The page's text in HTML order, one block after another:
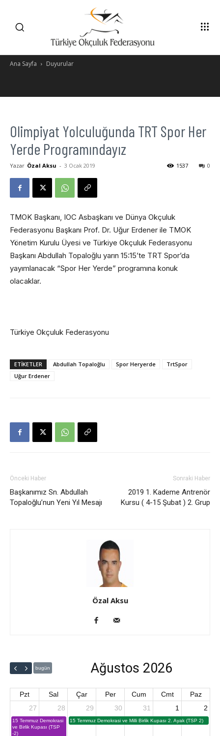
Ana Sayfa Duyurular
Olimpiyat Yolculuğunda TRT Spor Her
Yerde Programındayız
Yazar Özal Aksu - 3 Ocak 2019 0
1537
TMOK Başkanı, IOC Asbaşkanı ve Dünya Okçuluk
Federasyonu Başkanı Prof. Dr. Uğur Erdener ile TMOK
Yönetim Kurulu Üyesi ve Türkiye Okçuluk Federasyonu
Başkanı Abdullah Topaloğlu yarın 15:15’te TRT Spor’da
yayımlanacak “Spor Her Yerde” programına konuk
olacaklar.
Türkiye Okçuluk Federasyonu
ETİKETLER Abdullah Topaloğlu Spor Heryerde
TrtSpor
Uğur Erdener
Önceki Haber
Başkanımız Sn. Abdullah
Topaloğlu’nun Yeni Yıl Mesajı
Sonraki Haber
2019 1. Kademe Antrenör
Kursu ( 4-15 Şubat ) 2. Grup
Özal Aksu
bugün Ağustos 2026
Pzt Sal Çar Per Cum Cmt
Paz
27
15 Temmuz Demokrasi
ve Birlik Kupası (TSP
-2)
28 29
15 Temmuz Demokrasi ve Milli Birlik Kupası 2. Ayak (TSP 2)
30 31 1 2